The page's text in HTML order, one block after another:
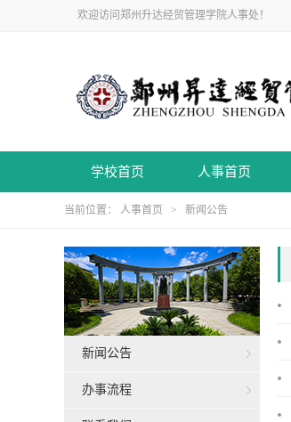
欢迎访问郑州升达经贸管理学院人事处！
学校首页 人事首页
当前位置： 人事首页 > 新闻公告
新闻公告
办事流程